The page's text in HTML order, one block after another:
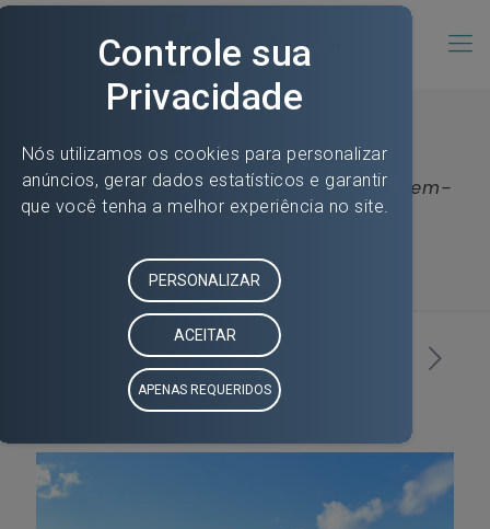
S3 promove atividades de saúde e bem-
estar para colaboradores